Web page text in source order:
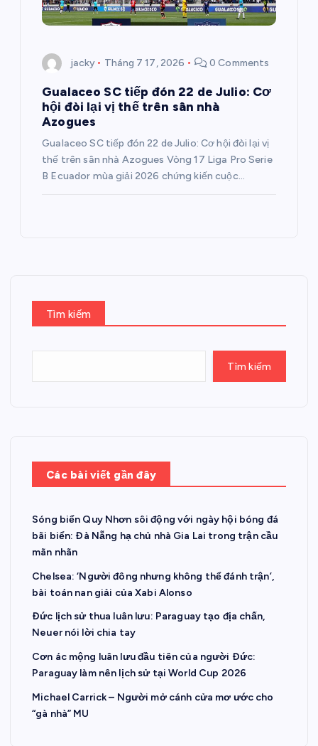
jacky Tháng 7 17, 2026 0 Comments
Gualaceo SC tiếp đón 22 de Julio: Cơ
hội đòi lại vị thế trên sân nhà
Azogues
Gualaceo SC tiếp đón 22 de Julio: Cơ hội đòi lại vị
thế trên sân nhà Azogues Vòng 17 Liga Pro Serie
B Ecuador mùa giải 2026 chứng kiến cuộc…
Tìm kiếm
Tìm kiếm
Các bài viết gần đây
Sóng biển Quy Nhơn sôi động với ngày hội bóng đá
bãi biển: Đà Nẵng hạ chủ nhà Gia Lai trong trận cầu
mãn nhãn
Chelsea: ‘Người đông nhưng không thể đánh trận’,
bài toán nan giải của Xabi Alonso
Đức lịch sử thua luân lưu: Paraguay tạo địa chấn,
Neuer nói lời chia tay
Cơn ác mộng luân lưu đầu tiên của người Đức:
Paraguay làm nên lịch sử tại World Cup 2026
Michael Carrick – Người mở cánh cửa mơ ước cho
“gà nhà” MU